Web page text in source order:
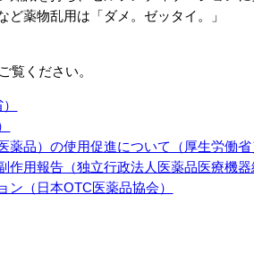
ど薬物乱用は「ダメ。ゼッタイ。」
覧ください。
薬品）の使用促進について（厚生労働省
作用報告（独立行政法人医薬品医療機器
ン（日本OTC医薬品協会）